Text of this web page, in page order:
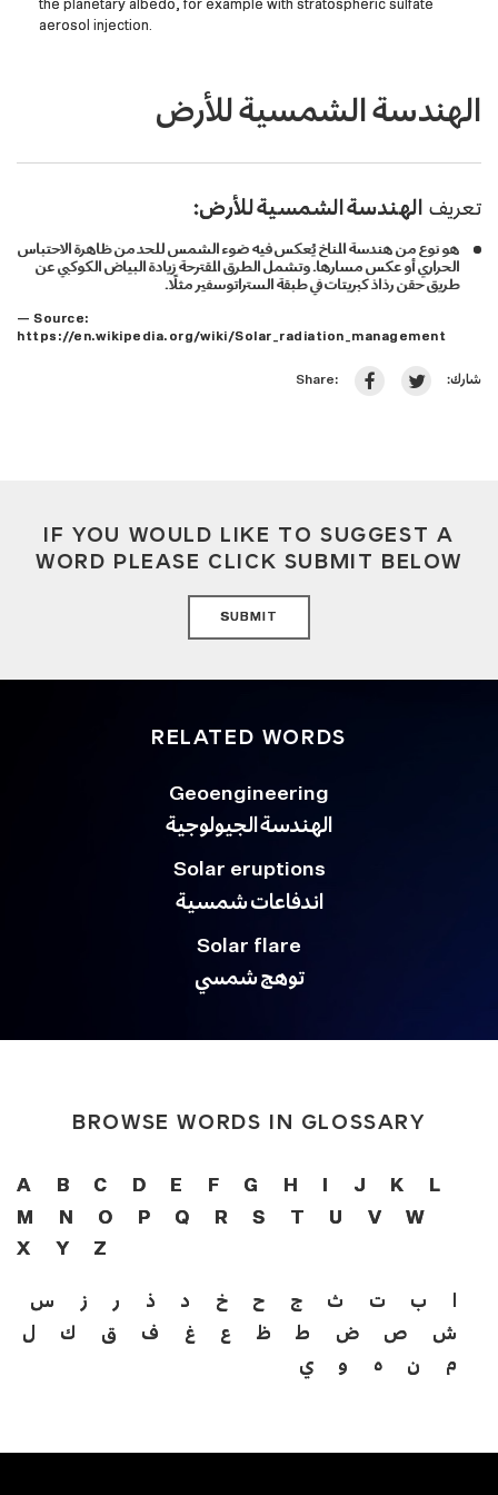
the planetary albedo, for example with stratospheric sulfate
aerosol injection.
الهندسة الشمسية للأرض
تعريف الهندسة الشمسية للأرض:
هو نوع من هندسة المناخ يُعكس فيه ضوء الشمس للحد من ظاهرة الاحتباس
الحراري أو عكس مسارها. وتشمل الطرق المقترحة زيادة البياض الكوكبي عن
طريق حقن رذاذ كبريتات في طبقة الستراتوسفير مثلًا.
— Source:
https://en.wikipedia.org/wiki/Solar_radiation_management
Share: شارك:
IF YOU WOULD LIKE TO SUGGEST A
WORD PLEASE CLICK SUBMIT BELOW
SUBMIT
RELATED WORDS
Geoengineering
الهندسة الجيولوجية
Solar eruptions
اندفاعات شمسية
Solar flare
توهج شمسي
BROWSE WORDS IN GLOSSARY
A B C D E F G H I J K
L
M
N O P Q R S T U V
W
X
Y Z
ا ب ت ث ج ح خ د ذ ر ز
س
ش
ص ض ط ظ ع غ ف ق ك
ل
م
ن ه و ي